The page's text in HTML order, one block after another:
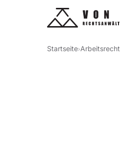
Startseite›Arbeitsrecht